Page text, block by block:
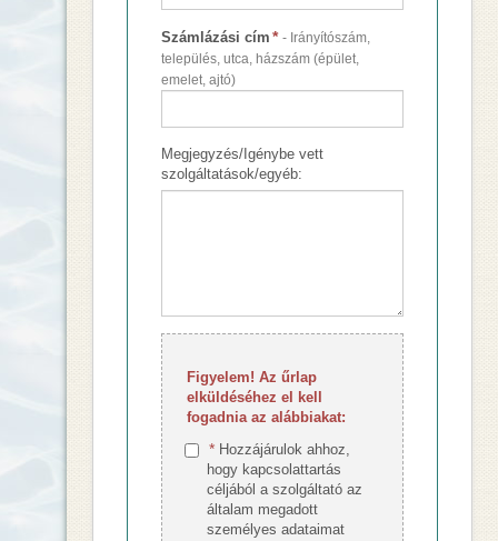
Számlázási cím * - Irányítószám,
település, utca, házszám (épület,
emelet, ajtó)
Megjegyzés/Igénybe vett
szolgáltatások/egyéb:
Figyelem! Az űrlap
elküldéséhez el kell
fogadnia az alábbiakat:
* Hozzájárulok ahhoz,
hogy kapcsolattartás
céljából a szolgáltató az
általam megadott
személyes adataimat